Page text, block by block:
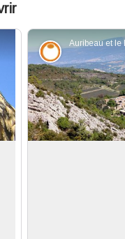
Savoir-faire